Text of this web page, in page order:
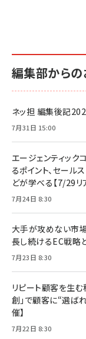
編集部からの
ネッ担 編集後記
7月31日 15:00
エージェンティッ
るポイント、セール
どが学べる【7/29リ
7月24日 8:30
大手が攻めない市
長し続けるEC戦略
7月23日 8:30
リピート顧客を生む
創」で顧客に“選ば
催】
7月22日 8:30